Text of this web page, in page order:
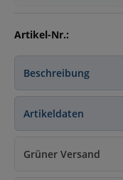
Artikel-Nr.:
Beschreibung
Artikeldaten
Grüner Versand